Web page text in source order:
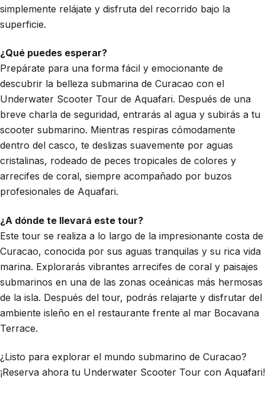
simplemente relájate y disfruta del recorrido bajo la
superficie.
¿Qué puedes esperar?
Prepárate para una forma fácil y emocionante de
descubrir la belleza submarina de Curacao con el
Underwater Scooter Tour de Aquafari. Después de una
breve charla de seguridad, entrarás al agua y subirás a tu
scooter submarino. Mientras respiras cómodamente
dentro del casco, te deslizas suavemente por aguas
cristalinas, rodeado de peces tropicales de colores y
arrecifes de coral, siempre acompañado por buzos
profesionales de Aquafari.
¿A dónde te llevará este tour?
Este tour se realiza a lo largo de la impresionante costa de
Curacao, conocida por sus aguas tranquilas y su rica vida
marina. Explorarás vibrantes arrecifes de coral y paisajes
submarinos en una de las zonas oceánicas más hermosas
de la isla. Después del tour, podrás relajarte y disfrutar del
ambiente isleño en el restaurante frente al mar Bocavana
Terrace.
¿Listo para explorar el mundo submarino de Curacao?
¡Reserva ahora tu Underwater Scooter Tour con Aquafari!